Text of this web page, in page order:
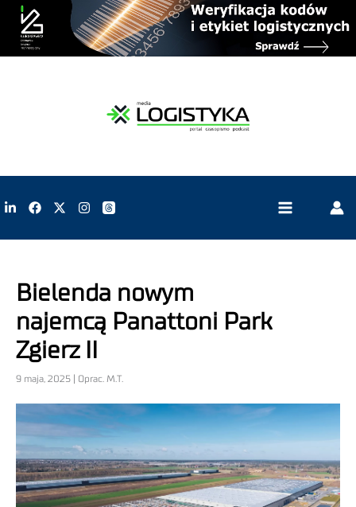
Bielenda nowym
najemcą Panattoni Park
Zgierz II
9 maja, 2025 | Oprac. M.T.